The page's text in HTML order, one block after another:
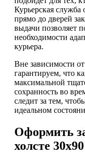
Курьерская служба
прямо до дверей
выдачи позволяет
необходимости
курьера.
Вне зависимости
гарантируем, что
максимальной
сохранность во
следит за тем,
идеальном
Оформить
холсте